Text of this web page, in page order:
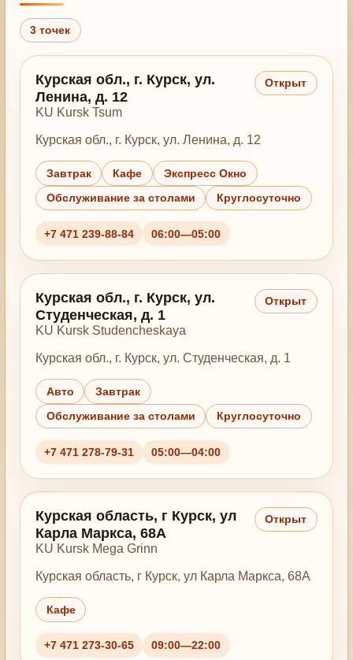
3 точек
Курская обл., г. Курск, ул.
Ленина, д. 12
KU Kursk Tsum
Открыт
Курская обл., г. Курск, ул. Ленина, д. 12
Завтрак Кафе Экспресс Окно
Обслуживание за столами Круглосуточно
+7 471 239-88-84 06:00—05:00
Курская обл., г. Курск, ул.
Студенческая, д. 1
KU Kursk Studencheskaya
Открыт
Курская обл., г. Курск, ул. Студенческая, д. 1
Авто Завтрак
Обслуживание за столами Круглосуточно
+7 471 278-79-31 05:00—04:00
Курская область, г Курск, ул
Карла Маркса, 68А
KU Kursk Mega Grinn
Открыт
Курская область, г Курск, ул Карла Маркса, 68А
Кафе
+7 471 273-30-65 09:00—22:00